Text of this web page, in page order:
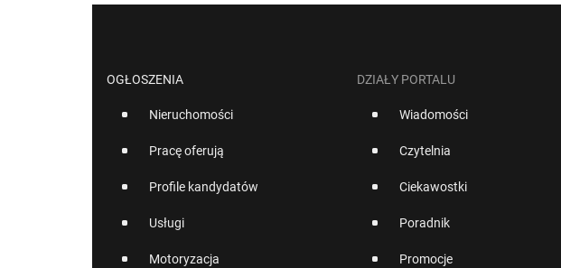
OGŁOSZENIA
Nieruchomości
Pracę oferują
Profile kandydatów
Usługi
Motoryzacja
DZIAŁY PORTALU
Wiadomości
Czytelnia
Ciekawostki
Poradnik
Promocje